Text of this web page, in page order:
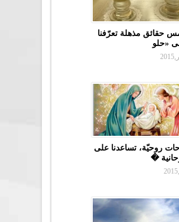
حقائق مذهلة تعرّفنا
«حلو
روحيّة، تساعدنا على
�